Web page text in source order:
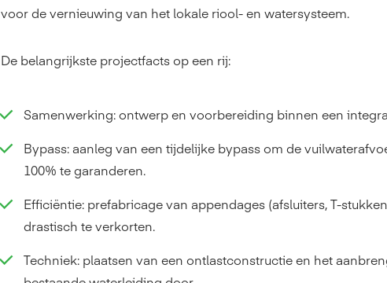
voor de vernieuwing van het lokale riool- en watersysteem.
De belangrijkste projectfacts op een rij:
Samenwerking: ontwerp en voorbereiding binnen een
Bypass: aanleg van een tijdelijke bypass om de
100% te garanderen.
Efficiëntie: prefabricage van appendages (afsluiters, T-
drastisch te verkorten.
Techniek: plaatsen van een ontlastconstructie en het